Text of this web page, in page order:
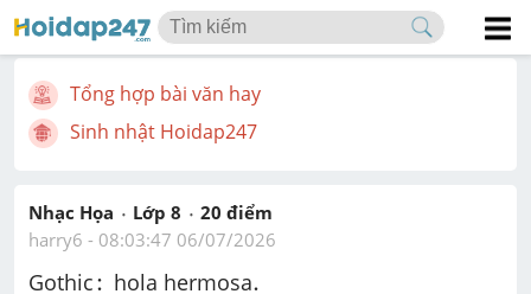
Tổng hợp bài văn hay
Sinh nhật Hoidap247
Nhạc Họa Lớp 8 20 điểm
harry6 - 08:03:47 06/07/2026
Gothic:
: hola hermosa..